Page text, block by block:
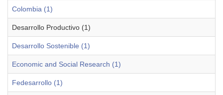
Colombia (1)
Desarrollo Productivo (1)
Desarrollo Sostenible (1)
Economic and Social Research (1)
Fedesarrollo (1)